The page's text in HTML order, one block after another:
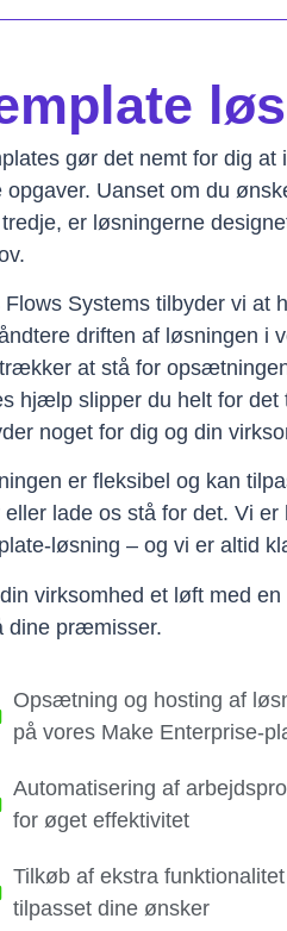
gør det nemt for dig
opgaver. Uanset om du
er løsningerne
Flows Systems tilbyder vi
driften af løsningen i
at stå for
hjælp slipper du helt for det
noget for dig og din
er fleksibel og kan
eller lade os stå for det. Vi
løsning – og vi er altid
virksomhed et løft med
dine præmisser.
Opsætning og hosting af
på vores Make Enterprise-
Automatisering af
for øget effektivitet
Tilkøb af ekstra funktionalitet
tilpasset dine ønsker​